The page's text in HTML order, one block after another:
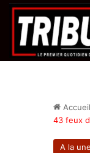
Infos en Direct:
Accueil
43 feux
A la une